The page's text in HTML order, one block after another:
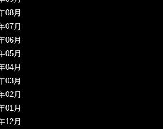
08月
07月
06月
05月
04月
03月
02月
01月
12月